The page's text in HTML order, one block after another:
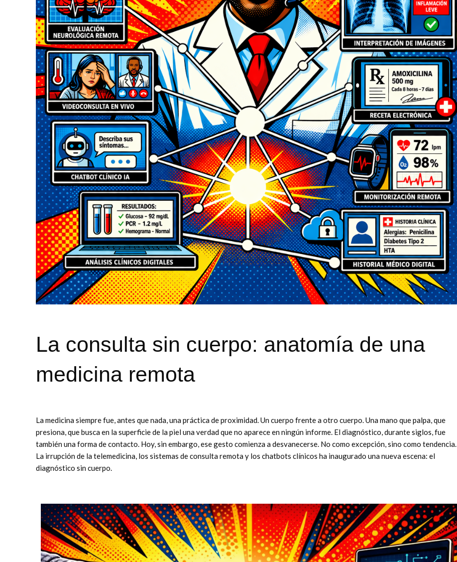
La consulta sin cuerpo: anatomía de una
medicina remota
La medicina siempre fue, antes que nada, una práctica de proximidad. Un cuerpo frente a otro cuerpo. Una mano que palpa, que
presiona, que busca en la superficie de la piel una verdad que no aparece en ningún informe. El diagnóstico, durante siglos, fue
también una forma de contacto. Hoy, sin embargo, ese gesto comienza a desvanecerse. No como excepción, sino como tendencia.
La irrupción de la telemedicina, los sistemas de consulta remota y los chatbots clínicos ha inaugurado una nueva escena: el
diagnóstico sin cuerpo.